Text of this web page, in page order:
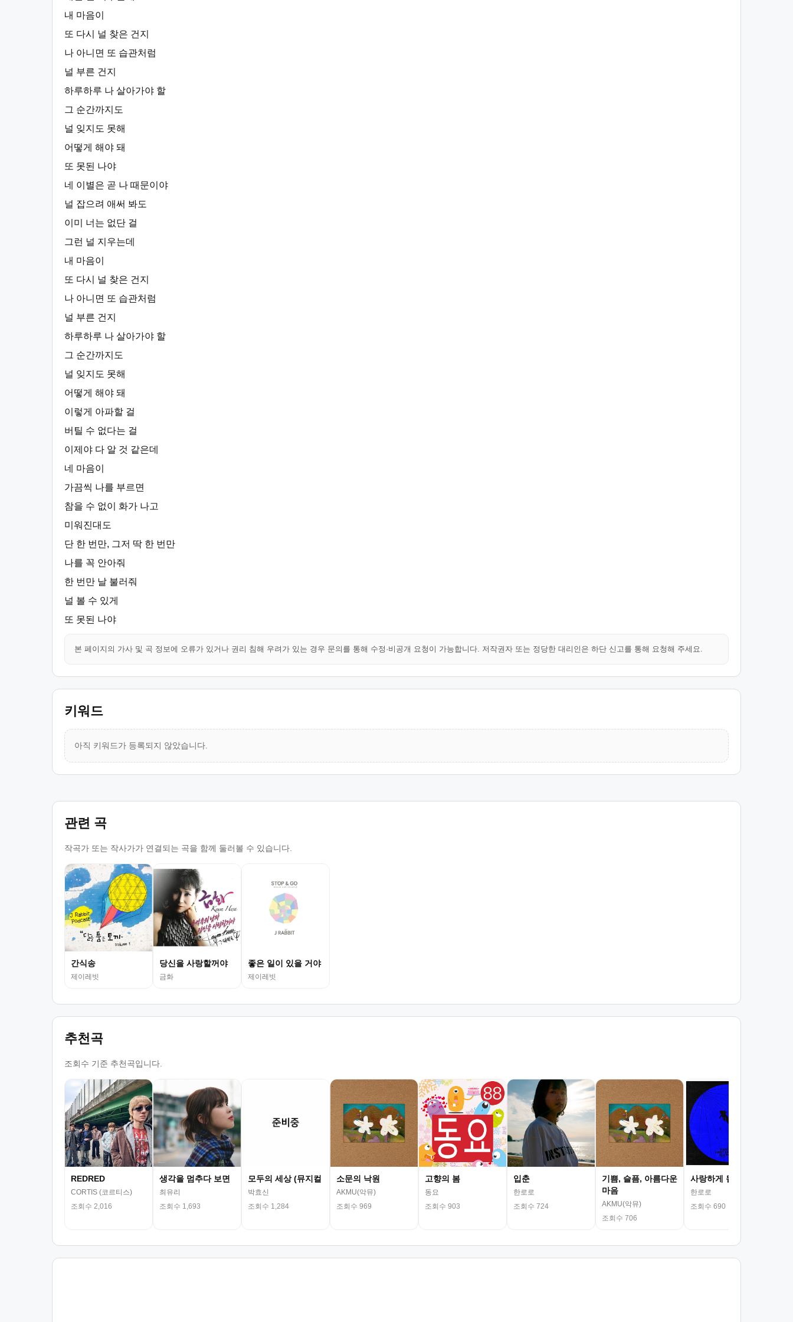
내 마음이
또 다시 널 찾은 건지
나 아니면 또 습관처럼
널 부른 건지
하루하루 나 살아가야 할
그 순간까지도
널 잊지도 못해
어떻게 해야 돼
또 못된 나야
네 이별은 곧 나 때문이야
널 잡으려 애써 봐도
이미 너는 없단 걸
그런 널 지우는데
내 마음이
또 다시 널 찾은 건지
나 아니면 또 습관처럼
널 부른 건지
하루하루 나 살아가야 할
그 순간까지도
널 잊지도 못해
어떻게 해야 돼
이렇게 아파할 걸
버틸 수 없다는 걸
이제야 다 알 것 같은데
네 마음이
가끔씩 나를 부르면
참을 수 없이 화가 나고
미워진대도
단 한 번만, 그저 딱 한 번만
나를 꼭 안아줘
한 번만 날 불러줘
널 볼 수 있게
또 못된 나야
본 페이지의 가사 및 곡 정보에 오류가 있거나 권리 침해 우려가 있는 경우 문의를 통해 수정·비공개 요청이 가능합니다. 저작권자 또는 정당한 대리인은 하단 신고를 통해 요청해 주세요.
키워드
아직 키워드가 등록되지 않았습니다.
관련 곡
작곡가 또는 작사가가 연결되는 곡을 함께 둘러볼 수 있습니다.
간식송
제이레빗
당신을 사랑할꺼야
금화
좋은 일이 있을 거야
제이레빗
추천곡
조회수 기준 추천곡입니다.
REDRED
CORTIS (코르티스)
조회수 2,016
생각을 멈추다 보면
최유리
조회수 1,693
모두의 세상 (뮤지컬
박효신
조회수 1,284
소문의 낙원
AKMU(악뮤)
조회수 969
고향의 봄
동요
조회수 903
입춘
한로로
조회수 724
기쁨, 슬픔, 아름다운
마음
AKMU(악뮤)
조회수 706
사랑하게 될 거야
한로로
조회수 690